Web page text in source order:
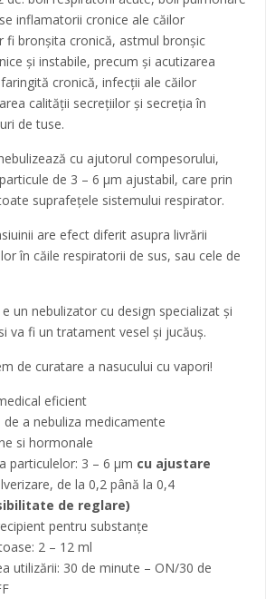
inflamatorii cronice ale căilor
fi bronşita cronică, astmul bronşic
şi instabile, precum şi acutizarea
cronică, infecţii ale căilor
calităţii secreţiilor şi secreția în
de tuse.
cu ajutorul compesorului,
de 3 – 6 μm ajustabil, care prin
suprafețele sistemului respirator.
are efect diferit asupra livrării
în căile respiratorii de sus, sau cele de
un nebulizator cu design specializat și
va fi un tratament vesel și jucăuș.
de curatare a nasucului cu vapori!
eficient
de a nebuliza medicamente
si hormonale
particulelor: 3 – 6 μm cu ajustare
de la 0,2 până la 0,4
de reglare)
pentru substanţe
2 – 12 ml
utilizării: 30 de minute – ON/30 de